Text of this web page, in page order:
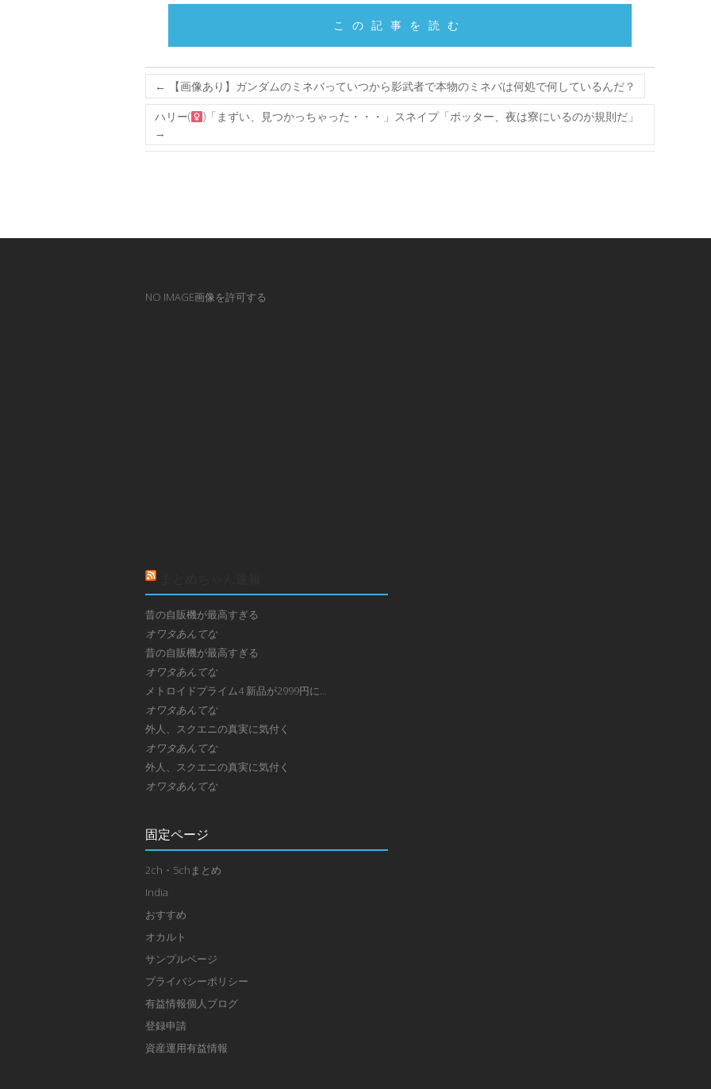
この記事を読む
←
【画像あり】ガンダムのミネバっていつから影武者で本物のミネバは何処で何しているんだ？
ハリー(
)「まずい、見つかっちゃった・・・」スネイプ「ポッター、夜は寮にいるのが規則だ」
→
NO IMAGE画像を許可する
昔の自販機が最高すぎる
オワタあんてな
昔の自販機が最高すぎる
オワタあんてな
メトロイドプライム4 新品が2999円に…
オワタあんてな
外人、スクエニの真実に気付く
オワタあんてな
外人、スクエニの真実に気付く
オワタあんてな
固定ページ
2ch・5chまとめ
India
おすすめ
オカルト
サンプルページ
プライバシーポリシー
有益情報個人ブログ
登録申請
資産運用有益情報